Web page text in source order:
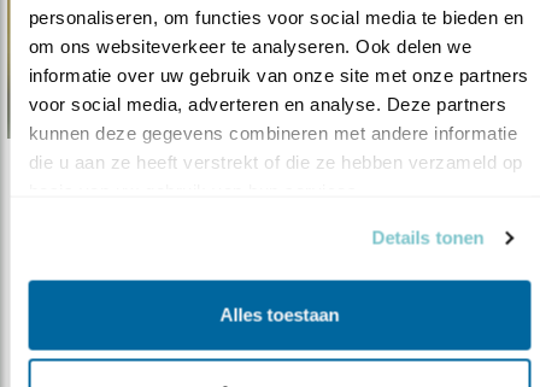
personaliseren, om functies voor social media te bieden en
om ons websiteverkeer te analyseren. Ook delen we
informatie over uw gebruik van onze site met onze partners
voor social media, adverteren en analyse. Deze partners
kunnen deze gegevens combineren met andere informatie
die u aan ze heeft verstrekt of die ze hebben verzameld op
Details tonen
Alles toestaan
De roep van de koekoek verstomt